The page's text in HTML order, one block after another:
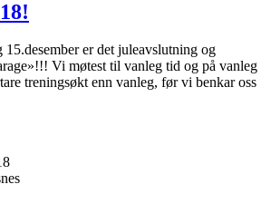
er det juleavslutning og
Vi møtest til vanleg tid og på vanleg
treningsøkt enn vanleg, før vi benkar oss